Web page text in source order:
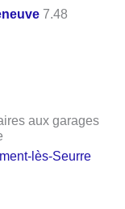
7.48
aux garages
lès-Seurre